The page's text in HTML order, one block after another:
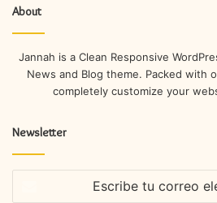
About
Jannah is a Clean Responsive
News and Blog theme. Packed with
completely customize your
Newsletter